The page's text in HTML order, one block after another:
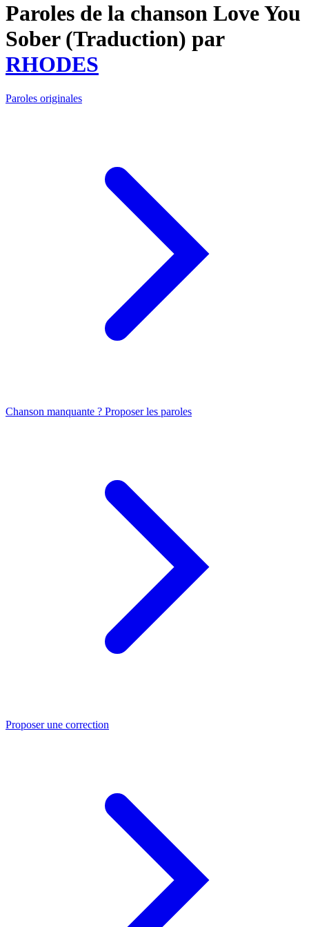
Paroles de la chanson Love You
Sober (Traduction) par
RHODES
Paroles originales
Chanson manquante ? Proposer les paroles
Proposer une correction